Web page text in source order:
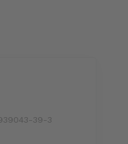
39-3